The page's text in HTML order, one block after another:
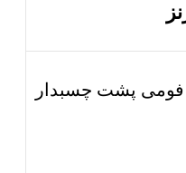
پشت چسبدار